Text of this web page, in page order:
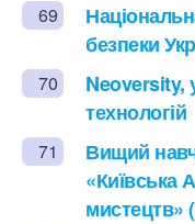
69
безпеки
70
Neoversity,
технологій
71
Вищий
«Київська